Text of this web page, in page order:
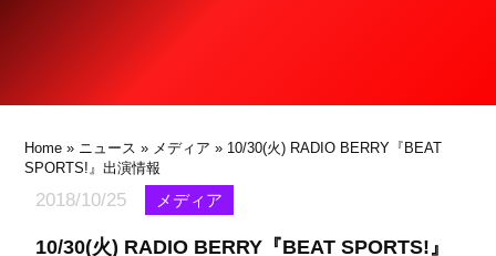
Home » ニュース » メディア » 10/30(火) RADIO BERRY『BEAT
SPORTS!』出演情報
2018/10/25 メディア
10/30(火) RADIO BERRY『BEAT SPORTS!』